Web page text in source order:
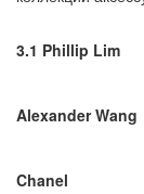
3.1 Phillip Lim
Alexander Wang
Chanel